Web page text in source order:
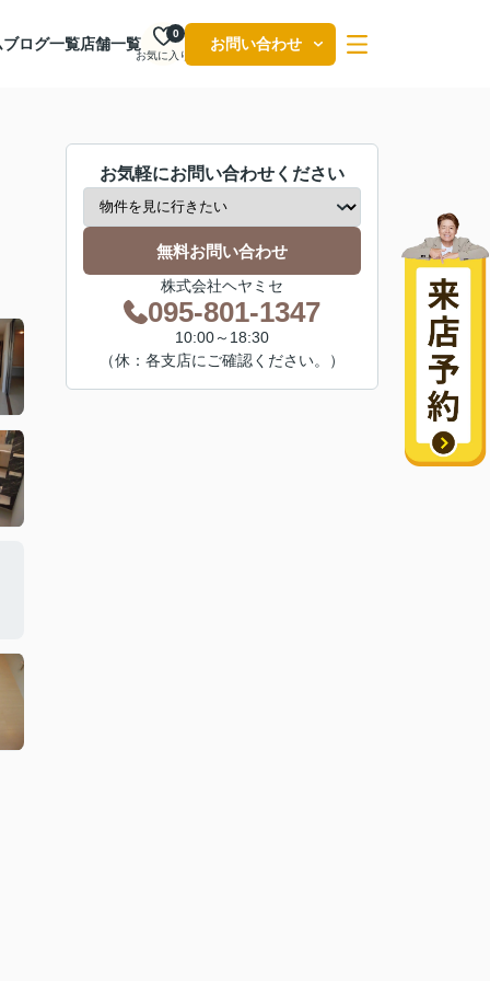
ブログ一覧店舗一覧
お気に入り
0
お問い合わせ
お気軽にお問い合わせください
無料お問い合わせ
株式会社ヘヤミセ
095-801-1347
10:00～18:30
（休：各支店にご確認ください。）